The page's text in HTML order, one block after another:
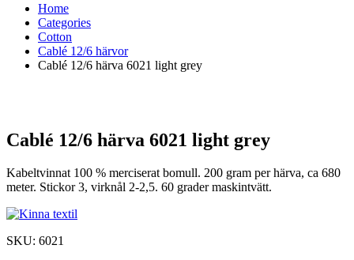
Home
Categories
Cotton
Cablé 12/6 härvor
Cablé 12/6 härva 6021 light grey
Cablé 12/6 härva 6021 light grey
Kabeltvinnat 100 % merciserat bomull. 200 gram per härva, ca 680
meter. Stickor 3, virknål 2-2,5. 60 grader maskintvätt.
SKU: 6021